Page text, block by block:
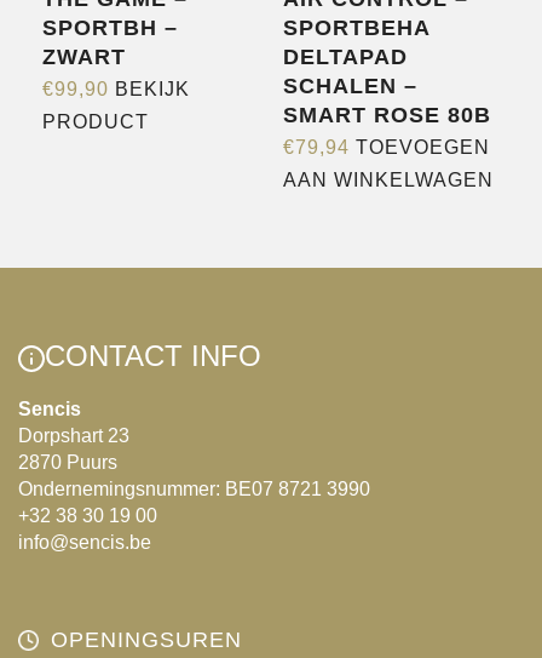
SPORTBH –
ZWART
€99,90 BEKIJK
PRODUCT
kan
de
productpagina
SPORTBEHA
DELTAPAD
SCHALEN –
SMART ROSE 80B
€79,94 TOEVOEGEN
AAN WINKELWAGEN
CONTACT INFO
Sencis
Dorpshart 23
2870 Puurs
Ondernemingsnummer: BE07 8721 3990
+32 38 30 19 00
info@sencis.be
OPENINGSUREN